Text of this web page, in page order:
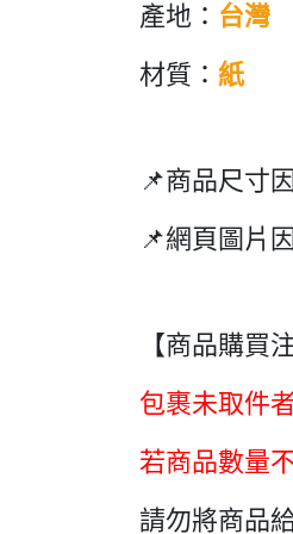
產地： 台灣
材質： 紙
📌商品尺寸
📌網頁圖片
【商品購買
包裹未取件
若商品數量
請勿將商品